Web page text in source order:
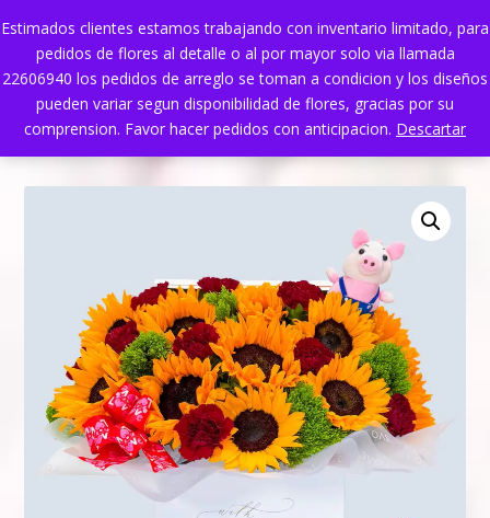
Estimados clientes estamos trabajando con inventario limitado, para
pedidos de flores al detalle o al por mayor solo via llamada
22606940 los pedidos de arreglo se toman a condicion y los diseños
pueden variar segun disponibilidad de flores, gracias por su
comprension. Favor hacer pedidos con anticipacion. Descartar